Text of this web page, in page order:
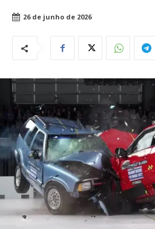
26 de junho de 2026